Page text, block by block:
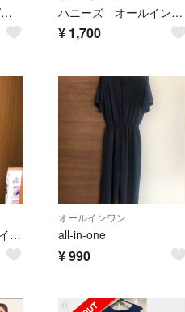
[美品]ハニーズ/sizeL/オールインワン// ハニーズ オールインワン スエード
¥ 1,700
ハニーズ 花柄オールインワンパンツ
オールインワン
all-in-one
¥990